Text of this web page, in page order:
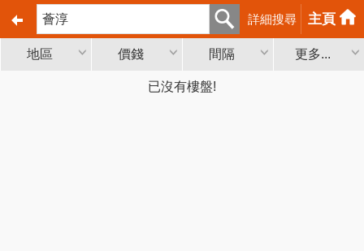
詳細搜尋 主頁
地區 價錢 間隔 更多...
已沒有樓盤!